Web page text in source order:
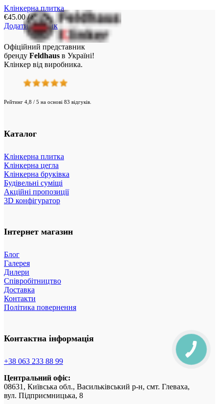
Клінкерна плитка
€45.00/ м²
Додати у кошик
Офіційний представник
бренду Feldhaus в Україні!
Клінкер від виробника.
Рейтинг 4,8 / 5 на основі 83 відгуків.
Каталог
Клінкерна плитка
Клінкерна цегла
Клінкерна бруківка
Будівельні суміщі
Акційні пропозиції
3D конфігуратор
Інтернет магазин
Блог
Галерея
Дилери
Співробітництво
Доставка
Контакти
Політика повернення
Контактна інформація
+38 063 233 88 99
Центральний офіс:
08631, Київська обл., Васильківський р-н, смт. Глеваха,
вул. Підприємницька, 8
КНОПКА
ЗВ'ЯЗКУ